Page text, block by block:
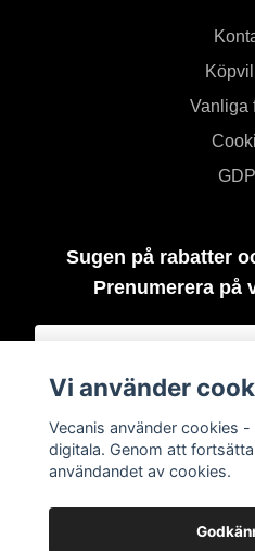
Vanliga
Sugen på rabatter
Prenumerera på
Vi använder
Vecanis använder cookies
digitala. Genom att
användandet av cookies.